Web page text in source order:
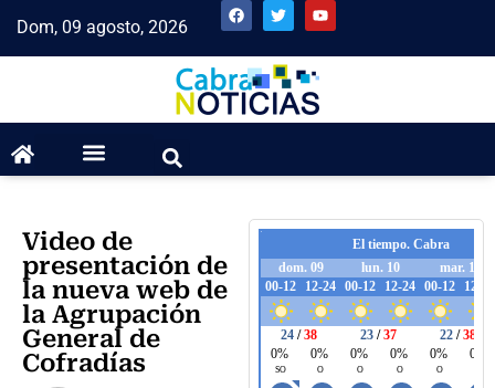
Dom, 09 agosto, 2026
Video de
presentación de
la nueva web de
la Agrupación
General de
Cofradías